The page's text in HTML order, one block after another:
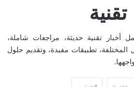
تقنية
أخبار تقنية حديثة، مراجعات شاملة،
المختلفة،تطبيقات مفيدة، وتقديم حلول